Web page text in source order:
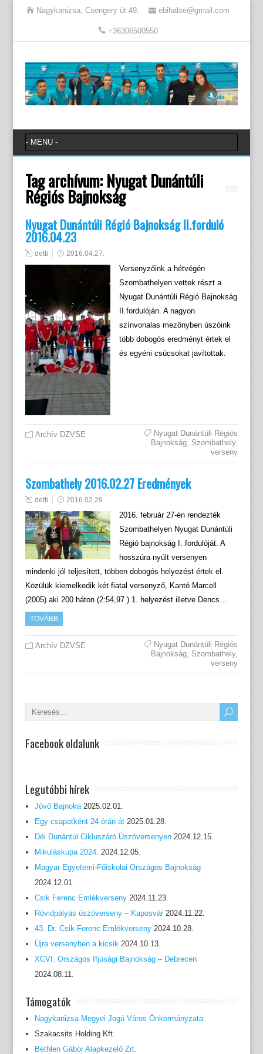
Nagykanizsa, Csengery út 49. ebihalse@gmail.com
+36306500550
Tag archívum: Nyugat Dunántúli
Régiós Bajnokság
Nyugat Dunántúli Régió Bajnokság II.forduló
2016.04.23
detti 2016.04.27.
Versenyzőink a hétvégén
Szombathelyen vettek részt a
Nyugat Dunántúli Régió Bajnokság
II.fordulóján. A nagyon
színvonalas mezőnyben úszóink
több dobogós eredményt értek el
és egyéni csúcsokat javítottak.
Archív DZVSE
Nyugat Dunántúli Régiós
Bajnokság, Szombathely,
verseny
Szombathely 2016.02.27 Eredmények
detti 2016.02.29.
2016. február 27-én rendezték
Szombathelyen Nyugat Dunántúli
Régió bajnokság I. fordulóját. A
hosszúra nyúlt versenyen
mindenki jól teljesített, többen dobogós helyezést értek el.
Közülük kiemelkedik két fiatal versenyző, Kantó Marcell
(2005) aki 200 háton (2:54,97 ) 1. helyezést illetve Dencs…
TOVÁBB
Archív DZVSE
Nyugat Dunántúli Régiós
Bajnokság, Szombathely,
verseny
Facebook oldalunk
Legutóbbi hírek
Jövő Bajnoka 2025.02.01.
Egy csapatként 24 órán át 2025.01.28.
Dél Dunántúl Cikluszáró Úszóversenyen 2024.12.15.
Mikuláskupa 2024. 2024.12.05.
Magyar Egyetemi-Főiskolai Országos Bajnokság
2024.12.01.
Csik Ferenc Emlékverseny 2024.11.23.
Rövidpályás úszóverseny – Kaposvár 2024.11.22.
43. Dr. Csik Ferenc Emlékverseny 2024.10.28.
Újra versenyben a kicsik 2024.10.13.
XCVI. Országos Ifjúsági Bajnokság – Debrecen
2024.08.11.
Támogatók
Nagykanizsa Megyei Jogú Város Önkormányzata
Szakacsits Holding Kft.
Bethlen Gábor Alapkezelő Zrt.